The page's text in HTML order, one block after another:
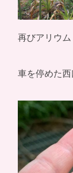
再びアリウム
車を停めた西